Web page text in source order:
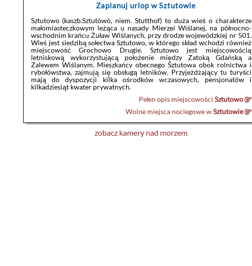
Zaplanuj urlop w Sztutowie
Sztutowo (kaszb.Sztutòwò, niem. Stutthof) to duża wieś o charakterze
małomiasteczkowym leżąca u nasady Mierzei Wiślanej, na północno-
wschodnim krańcu Żuław Wiślanych, przy drodze wojewódzkiej nr 501.
Wieś jest siedzibą sołectwa Sztutowo, w którego skład wchodzi również
miejscowość Grochowo Drugie. Sztutowo jest miejscowością
letniskową wykorzystującą położenie między Zatoką Gdańską a
Zalewem Wiślanym. Mieszkańcy obecnego Sztutowa obok rolnictwa i
rybołówstwa, zajmują się obsługą letników. Przyjeżdżający tu turyści
mają do dyspozycji kilka ośrodków wczasowych, pensjonatów i
kilkadziesiąt kwater prywatnych.
Pełen opis miejscowości Sztutowo
Wolne miejsca noclegowe wSztutowie
zobacz kamery nad morzem